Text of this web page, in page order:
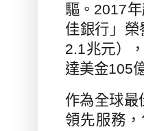
驅。 2017
佳銀行」
2.1兆元）
達美金105
作為全球最
領先服務